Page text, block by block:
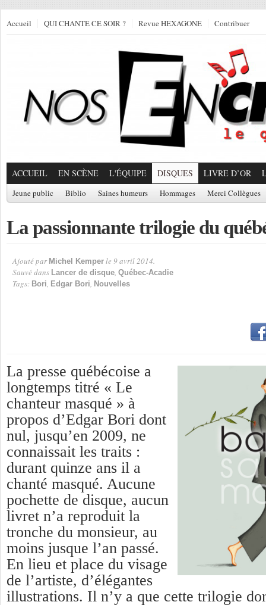
Accueil QUI CHANTE CE SOIR ? Revue HEXAGONE Contribuer
ACCUEIL EN SCÈNE L'ÉQUIPE DISQUES LIVRE D’OR
Jeune public Biblio Saines humeurs Hommages Merci Collègues
La passionnante trilogie du
Ajouté par Michel Kemper le 9 avril 2014.
Sauvé dans Lancer de disque, Québec-Acadie
Tags: Bori, Edgar Bori, Nouvelles
La presse québécoise a
longtemps titré « Le
chanteur masqué » à
propos d’Edgar Bori dont
nul, jusqu’en 2009, ne
connaissait les traits :
durant quinze ans il a
chanté masqué. Aucune
pochette de disque, aucun
livret n’a reproduit la
tronche du monsieur, au
moins jusque l’an passé.
En lieu et place du visage
de l’artiste, d’élégantes
illustrations. Il n’y a que cette trilogie